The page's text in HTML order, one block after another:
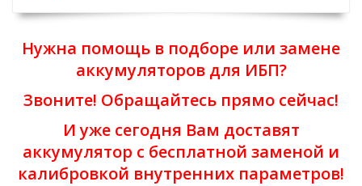
Нужна помощь в подборе или замене
аккумуляторов для ИБП?
Звоните! Обращайтесь прямо сейчас!
И уже сегодня Вам доставят
аккумулятор с бесплатной заменой и
калибровкой внутренних параметров!